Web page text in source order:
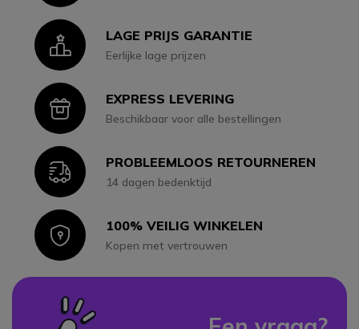
IconLAGE PRIJS GARANTIE
Eerlijke lage prijzen
IconEXPRESS LEVERING
Beschikbaar voor alle bestellingen
IconPROBLEEMLOOS RETOURNEREN
14 dagen bedenktijd
Icon100% VEILIG WINKELEN
Kopen met vertrouwen